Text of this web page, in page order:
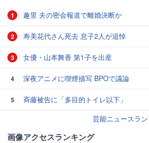
1 趣里 夫の密会報道で離婚決断か
2 寿美花代さん死去 息子2人が追悼
3 女優・山本舞香 第1子を出産
4 深夜アニメに喫煙描写 BPOで議論
5
斉藤被告に「多目的トイレ以下」
芸能ニュースラ
画像アクセスランキング